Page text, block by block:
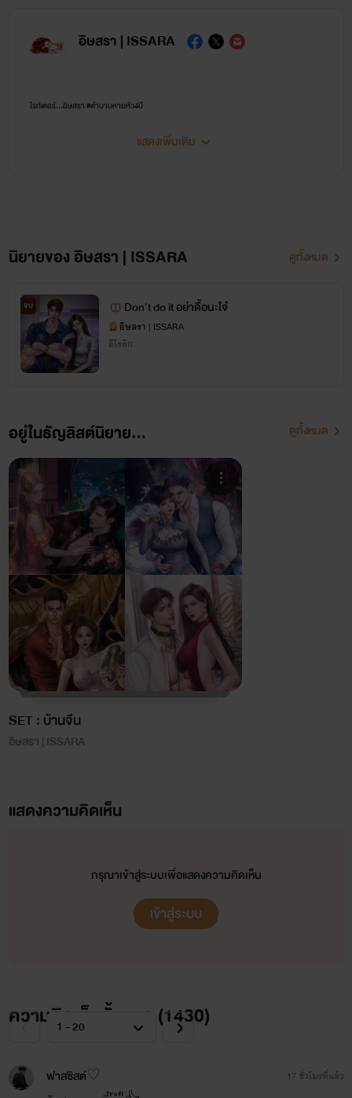
อิษสรา | ISSARA
ไรท์เตอร์...อิษสรา #ตำนานหายหัว4ปี
ขออภัยสำหรับคนที่ชื่นชอบ NC แบบจัดหนักจัดเต็ม 💜
ติดตามข่าวหรือพูดคุยกับไรท์ได้ที่
💜 เพจอิษสรา 💜
แสดงเพิ่มเติม
นิยายของ อิษสรา | ISSARA ดูทั้งหมด
จบ Don't do it อย่าดื้อนะใจ๋
อิษสรา | ISSARA
อีโรติก
อยู่ในธัญลิสต์นิยาย... ดูทั้งหมด
SET : บ้านจีน
อิษสรา | ISSARA
แสดงความคิดเห็น
กรุณาเข้าสู่ระบบเพื่อแสดงความคิดเห็น
เข้าสู่ระบบ
ความคิดเห็นทั้งหมด (1430)
ฟาสซิสต์​♡ 17 ชั่วโมงที่แล้ว